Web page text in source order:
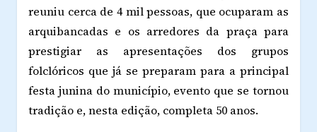
reuniu cerca de 4 mil pessoas, que ocuparam as
arquibancadas e os arredores da praça para
prestigiar as apresentações dos grupos
folclóricos que já se preparam para a principal
festa junina do município, evento que se tornou
tradição e, nesta edição, completa 50 anos.